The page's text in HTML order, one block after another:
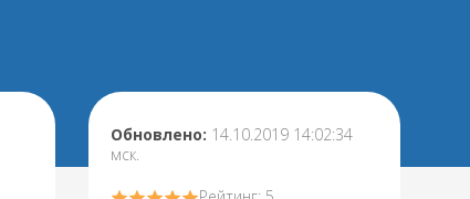
Обновлено: 14.10.2019 14:02:34
мск.